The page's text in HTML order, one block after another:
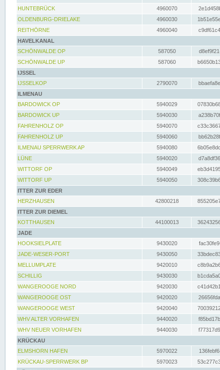
HUNTEBRÜCK
4960070
OLDENBURG-DRIELAKE
4960030
REITHÖRNE
4960040
HAVELKANAL
SCHÖNWALDE OP
587050
SCHÖNWALDE UP
587060
IJSSEL
IJSSELKOP
2790070
ILMENAU
BARDOWICK OP
5940029
BARDOWICK UP
5940030
FAHRENHOLZ OP
5940070
FAHRENHOLZ UP
5940060
ILMENAU SPERRWERK AP
5940080
LÜNE
5940020
WITTORF OP
5940049
WITTORF UP
5940050
ITTER ZUR EDER
HERZHAUSEN
42800218
ITTER ZUR DIEMEL
KOTTHAUSEN
44100013
JADE
HOOKSIELPLATE
9430020
JADE-WESER-PORT
9430050
MELLUMPLATE
9420010
SCHILLIG
9430030
WANGEROOGE NORD
9420030
WANGEROOGE OST
9420020
WANGEROOGE WEST
9420040
WHV ALTER VORHAFEN
9440020
WHV NEUER VORHAFEN
9440030
KRÜCKAU
ELMSHORN HAFEN
5970022
KRÜCKAU-SPERRWERK BP
5970023